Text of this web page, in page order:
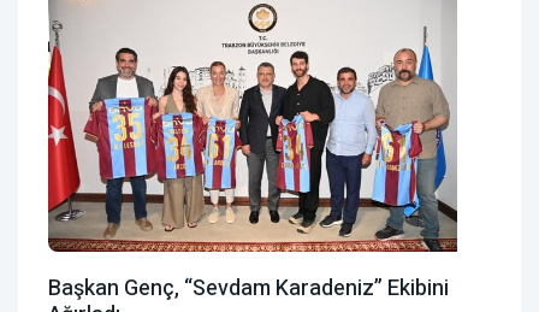
Başkan Genç, “Sevdam Karadeniz” Ekibini